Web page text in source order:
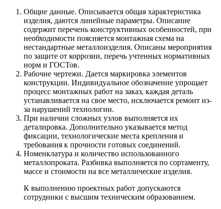
Общие данные. Описывается общая характеристика
изделия, даются линейные параметры. Описание
содержит перечень конструктивных особенностей, при
необходимости поясняется монтажная схема на
нестандартные металлоизделия. Описаны мероприятия
по защите от коррозии, перечь учтенных нормативных
норм и ГОСТов.
Рабочие чертежи. Дается маркировка элементов
конструкции. Индивидуальное обозначение упрощает
процесс монтажных работ на заказ, каждая деталь
устанавливается на свое место, исключается ремонт из-
за нарушений технологии.
При наличии сложных узлов выполняется их
деталировка. Дополнительно указывается метод
фиксации, технологические места крепления и
требования к прочности готовых соединений.
Номенклатура и количество использованного
металлопроката. Разбивка выполняется по сортаменту,
массе и стоимости на все металлические изделия.
К выполнению проектных работ допускаются
сотрудники с высшим техническим образованием.